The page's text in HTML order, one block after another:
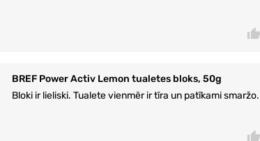
BREF Power Activ Lemon tualetes bloks, 50g
Bloki ir lieliski. Tualete vienmēr ir tīra un patīkami smaržo.